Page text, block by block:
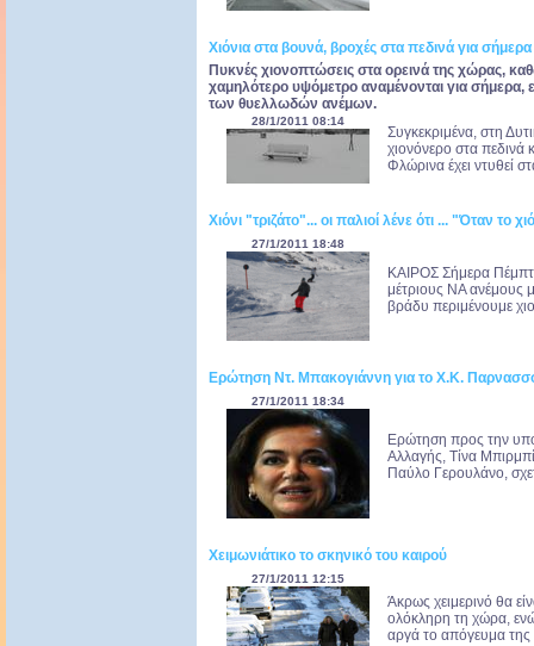
Χιόνια στα βουνά, βροχές στα πεδινά για σήμερα
Πυκνές χιονοπτώσεις στα ορεινά της χώρας,
χαμηλότερο υψόμετρο αναμένονται για σήμερα,
των θυελλωδών ανέμων.
28/1/2011 08:14
Συγκεκριμένα, στη
χιονόνερο στα πεδινά
Φλώρινα έχει ντυθεί
Χιόνι "τριζάτο"... οι παλιοί λένε ότι ... "Όταν το
27/1/2011 18:48
ΚΑΙΡΟΣ Σήμερα
μέτριους ΝΑ ανέμους
βράδυ περιμένουμε
Ερώτηση Ντ. Μπακογιάννη για το X.K.
27/1/2011 18:34
Ερώτηση προς την
Αλλαγής, Τίνα
Παύλο Γερουλάνο,
Χειμωνιάτικο το σκηνικό του καιρού
27/1/2011 12:15
Άκρως χειμερινό θα
ολόκληρη τη χώρα,
αργά το απόγευμα